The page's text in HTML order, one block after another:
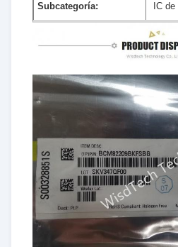
Subcategoría: IC